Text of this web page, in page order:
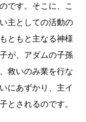
です。そこに、こ
主としての活動の
ともと主なる神様
が、アダムの子孫
救いのみ業を行な
にあずかり、主イ
とされるのです。